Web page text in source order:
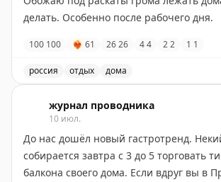
делать. Особенно после рабочего дня.
100 100 ❤‍🔥 61 2626 44 22 1 1
россия отдых дома
журнал проводника
10 июл.
До нас дошёл новый гастротренд.
собирается завтра с 3 до 5 торговать
балкона своего дома. Если вдруг вы в